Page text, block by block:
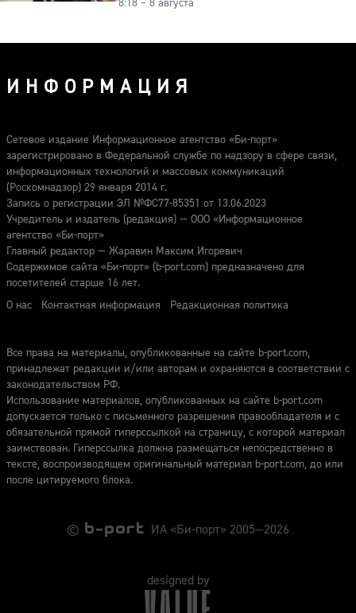
8:18 – 8 августа
ИНФОРМАЦИЯ
Сетевое издание Информационное агентство «Би-порт»
зарегистрировано в Федеральной службе по надзору в сфере связи,
информационных технологий и массовых коммуникаций
(Роскомнадзор) 29 января 2014 г.
Запись о регистрации ЭЛ №ФС77-85351 от 13.06.2023
Учредитель и издатель (редакция) — ООО «Информационное
агентство «Би-порт»
Главный редактор — Жаравин Максим Игоревич
Содержимое сайта «Би-порт» (b-port.com) предназначено для
посетителей старше 16 лет.
О нас
Контактная информация Редакционная политика
Все права на материалы, опубликованные на сайте b-port.com,
принадлежат редакции и/или авторам и охраняются в соответствии с
законодательством РФ.
Использование материалов, опубликованных на сайте b-port.com
допускается только с письменного разрешения правообладателя и с
обязательной прямой гиперссылкой на страницу, с которой материал
заимствован. Гиперссылка должна размещаться непосредственно в
тексте, воспроизводящем оригинальный материал b-port.com, до или
после цитируемого блока.
© ИА «Би-порт» 2005—2026
designed by